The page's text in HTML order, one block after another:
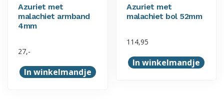
Azuriet met
malachiet armband
4mm
27,-
In winkelmandje
Azuriet met
malachiet bol 52mm
114,95
In winkelmandje